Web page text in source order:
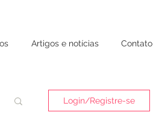
Artigos e notícias Contato
Login/Registre-se